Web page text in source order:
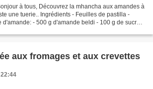
à tous, Découvrez la mhancha aux amandes à
une tuerie.. Ingrédients - Feuilles de pastilla -
- 500 g d'amande beldi - 100 g de sucre
aux fromages et aux crevettes